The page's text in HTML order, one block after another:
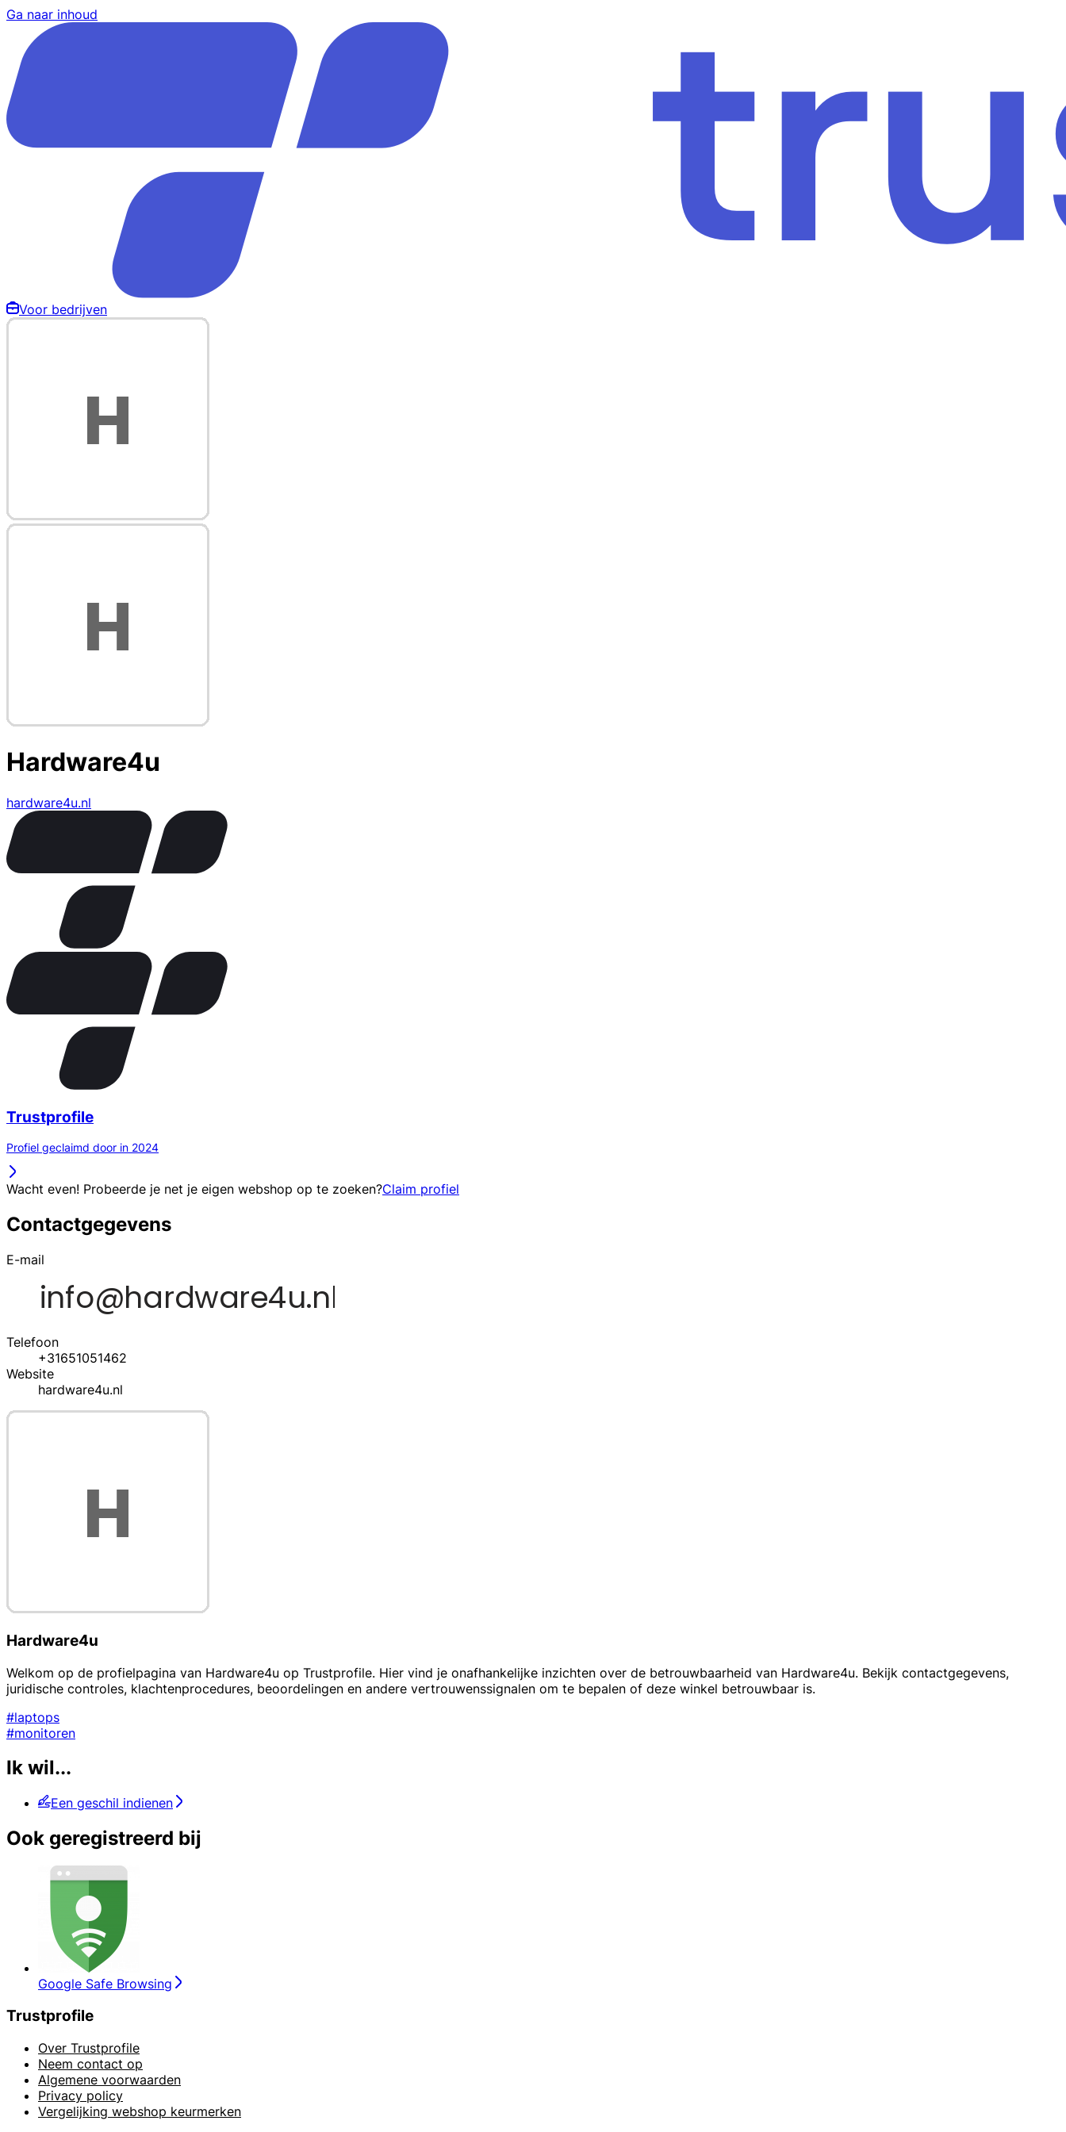
Ga naar inhoud
Voor bedrijven
Hardware4u
hardware4u.nl
Trustprofile
Profiel geclaimd door in 2024
Wacht even! Probeerde je net je eigen webshop op te zoeken?Claim profiel
Contactgegevens
E-mail
Telefoon
+31651051462
Website
hardware4u.nl
Hardware4u
Welkom op de profielpagina van Hardware4u op Trustprofile. Hier vind je onafhankelijke inzichten over de betrouwbaarheid van Hardware4u. Bekijk contactgegevens,
juridische controles, klachtenprocedures, beoordelingen en andere vertrouwenssignalen om te bepalen of deze winkel betrouwbaar is.
#laptops
#monitoren
Ik wil...
Een geschil indienen
Ook geregistreerd bij
Google Safe Browsing
Trustprofile
Over Trustprofile
Neem contact op
Algemene voorwaarden
Privacy policy
Vergelijking webshop keurmerken